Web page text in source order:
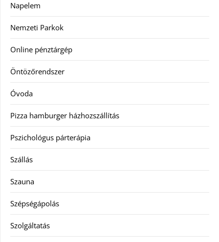
Napelem
Nemzeti Parkok
Online pénztárgép
Öntözőrendszer
Óvoda
Pizza hamburger házhozszállítás
Pszichológus párterápia
Szállás
Szauna
Szépségápolás
Szolgáltatás